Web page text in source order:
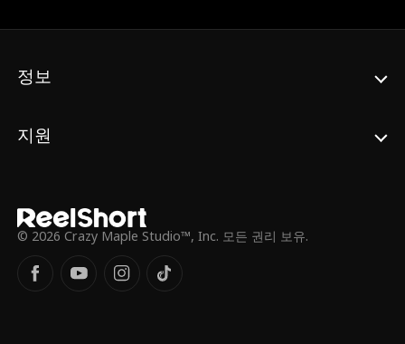
정보
지원
© 2026 Crazy Maple Studio™, Inc. 모든 권리 보유.